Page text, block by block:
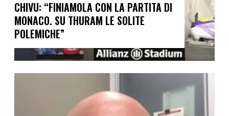
CHIVU: “FINIAMOLA CON LA PARTITA DI
MONACO. SU THURAM LE SOLITE
POLEMICHE”